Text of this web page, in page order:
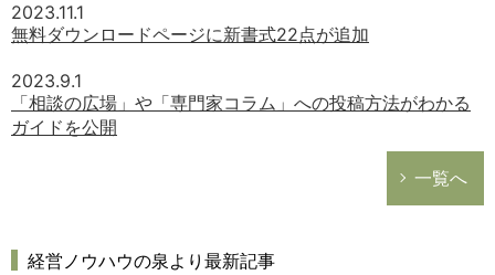
2023.11.1
無料ダウンロードページに新書式22点が追加
2023.9.1
「相談の広場」や「専門家コラム」への投稿方法がわかる
ガイドを公開
一覧へ
経営ノウハウの泉より最新記事